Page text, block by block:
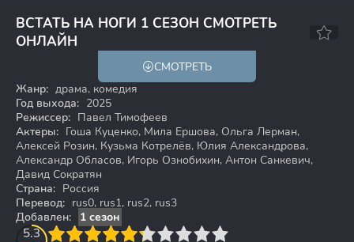
ВСТАТЬ НА НОГИ 1 СЕЗОН СМОТРЕТЬ
ОНЛАЙН
СМОТРЕТЬ
Жанр: драма, комедия
Год выхода: 2025
Режиссер: Павел Тимофеев
Актеры: Гоша Куценко, Мила Ершова, Ольга Лерман,
Алексей Розин, Кузьма Котрелёв, Юлия Александрова,
Александр Обласов, Игорь Ознобихин, Антон Санкевич,
Давид Сократян
Страна: Россия
Перевод: rus0, rus1, rus2, rus3
Добавлен:
1 сезон
5.3
4 5 6 7 8 9 10